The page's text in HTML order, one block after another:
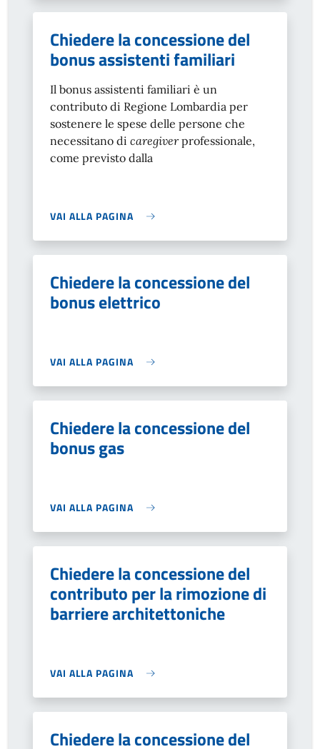
Chiedere la concessione del
bonus assistenti familiari
Il bonus assistenti familiari è un
contributo di Regione Lombardia per
sostenere le spese delle persone che
necessitano di caregiverprofessionale,
come previsto dalla
VAI ALLA PAGINA
Chiedere la concessione del
bonus elettrico
VAI ALLA PAGINA
Chiedere la concessione del
bonus gas
VAI ALLA PAGINA
Chiedere la concessione del
contributo per la rimozione di
barriere architettoniche
VAI ALLA PAGINA
Chiedere la concessione del